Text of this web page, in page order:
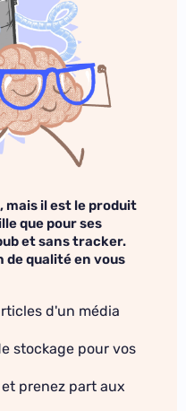
mais il est le produit
que pour ses
et sans tracker.
de qualité en vous
d'un média
stockage pour vos
prenez part aux